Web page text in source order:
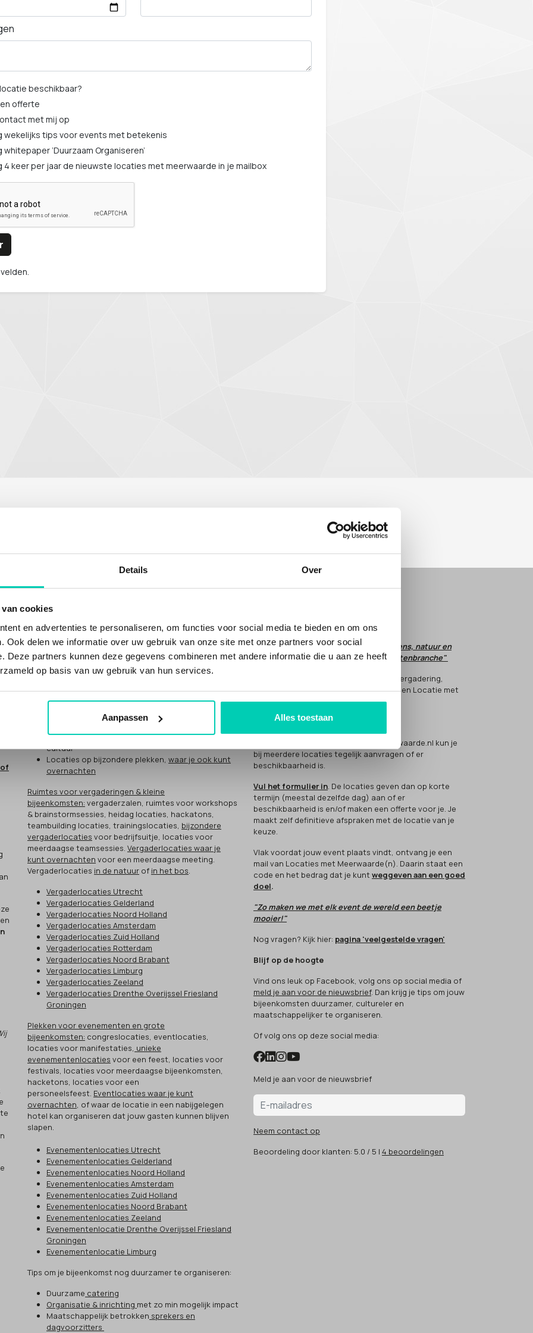
Details Over
cookies
en advertenties te personaliseren, om functies voor social media te bieden en om ons
Ook delen we informatie over uw gebruik van onze site met onze partners voor social
Deze partners kunnen deze gegevens combineren met andere informatie die u aan ze heeft
op basis van uw gebruik van hun services.
Aanpassen Alles toestaan
beschikbaar?
offerte
met mij op
wekelijks tips voor events met betekenis
whitepaper ‘Duurzaam Organiseren’
4 keer per jaar de nieuwste locaties met meerwaarde in je mailbox
WAT KUN JE BIJ ONS VINDEN?
Inspirerende duurzame en groene locaties, met
meer waarden
voorNATUUR.Duurzame evenementenlocatiesen
duurzame vergaderlocaties
waarden voorMENS: social impact
vergaderlocaties en eventlocaties met sociale
CULTUUR
locaties, gevestigd in
cultureel erfgoed of met een missie voor kunst en
cultuur
Locaties op bijzondere plekken, waar je ook kunt
overnachten
Ruimtes voor vergaderingen & kleine
bijeenkomsten: vergaderzalen, ruimtes voor workshops
& brainstormsessies, heidag locaties, hackatons,
teambuilding locaties, trainingslocaties, bijzondere
vergaderlocaties voor bedrijfsuitje, locaties voor
meerdaagse teamsessies. Vergaderlocaties waar je
kunt overnachten voor een meerdaagse meeting.
Vergaderlocaties in de natuur of in het bos.
Vergaderlocaties Utrecht
Vergaderlocaties Gelderland
Vergaderlocaties Noord Holland
Vergaderlocaties Amsterdam
Vergaderlocaties Zuid Holland
Vergaderlocaties Rotterdam
Vergaderlocaties Noord Brabant
Vergaderlocaties Limburg
Vergaderlocaties Zeeland
Vergaderlocaties Drenthe Overijssel Friesland
Groningen
Plekken voor evenementen en grote
bijeenkomsten: congreslocaties, eventlocaties,
locaties voor manifestaties, unieke
evenementenlocaties voor een feest, locaties voor
festivals, locaties voor meerdaagse bijeenkomsten,
hacketons, locaties voor een
personeelsfeest. Eventlocaties waar je kunt
overnachten, of waar de locatie in een nabijgelegen
hotel kan organiseren dat jouw gasten kunnen blijven
slapen.
Evenementenlocaties Utrecht
Evenementenlocaties Gelderland
Evenementenlocaties Noord Holland
Evenementenlocaties Amsterdam
Evenementenlocaties Zuid Holland
Evenementenlocaties Noord Brabant
Evenementenlocaties Zeeland
Evenementenlocatie Drenthe Overijssel Friesland
Groningen
Evenementenlocatie Limburg
Tips om je bijeenkomst nog duurzamer te organiseren:
Duurzame catering
Organisatie & inrichting met zo min mogelijk impact
Maatschappelijk betrokken sprekers en
dagvoorzitters
NeemCONTACTop.
"Het is onze droom dat respect voor mens, natuur en
cultuur de norm wordt in de evenementenbranche"
Jij helpt hier aan mee, door voor jouw vergadering,
evenement of meeting te kiezen voor een Locatie met
Meerwaarde(n).
Hoe werkt het?
Als bezoeker van de Locatiesmetmeerwaarde.nl kun je
bij meerdere locaties tegelijk aanvragen of er
beschikbaarheid is.
Vul het formulier in. De locaties geven dan op korte
termijn (meestal dezelfde dag) aan of er
beschikbaarheid is en/of maken een offerte voor je. Je
maakt zelf definitieve afspraken met de locatie van je
keuze.
Vlak voordat jouw event plaats vindt, ontvang je een
mail van Locaties met Meerwaarde(n). Daarin staat een
code en het bedrag dat je kunt weggeven aan een goed
doel.
"Zo maken we met elk event de wereld een beetje
mooier!"
Nog vragen? Kijk hier: pagina 'veelgestelde vragen'
Blijf op de hoogte
Vind ons leuk op Facebook, volg ons op social media of
meld je aan voor de nieuwsbrief. Dan krijg je tips om jouw
bijeenkomsten duurzamer, cultureler en
maatschappelijker te organiseren.
Of volg ons op deze social media:
Meld je aan voor de nieuwsbrief
Neem contact op
Beoordeling door klanten: 5.0 / 5 | 4 beoordelingen